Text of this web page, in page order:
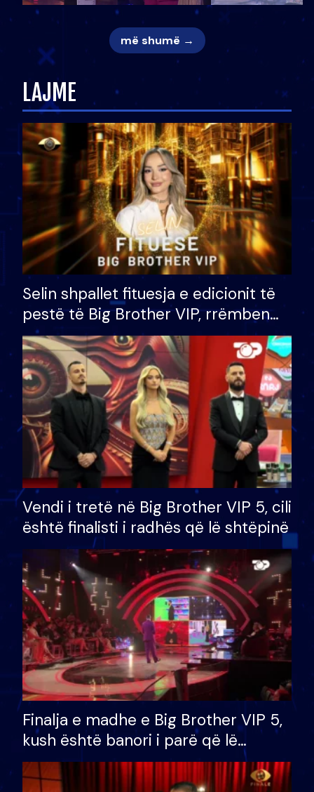
më shumë →
LAJME
Selin shpallet fituesja e edicionit të
pestë të Big Brother VIP, rrëmben
çmimin e madh prej 100 mijë eurosh
Vendi i tretë në Big Brother VIP 5, cili
është finalisti i radhës që lë shtëpinë
Finalja e madhe e Big Brother VIP 5,
kush është banori i parë që lë
shtëpinë dhe humb mundësinë për
të fituar çmimin e madh